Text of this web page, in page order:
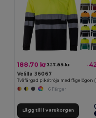
188.70 kr327.89 kr -
Velilla 36067
+6 Färger
Lägg till i Varukorgen